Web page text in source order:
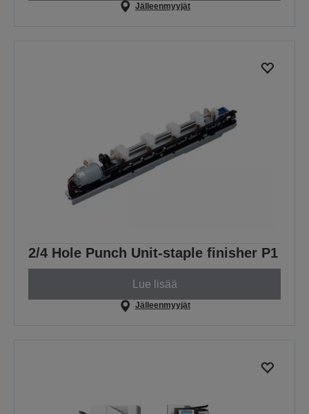
Jälleenmyyjät
2/4 Hole Punch Unit-staple finisher P1
Lue lisää
Jälleenmyyjät